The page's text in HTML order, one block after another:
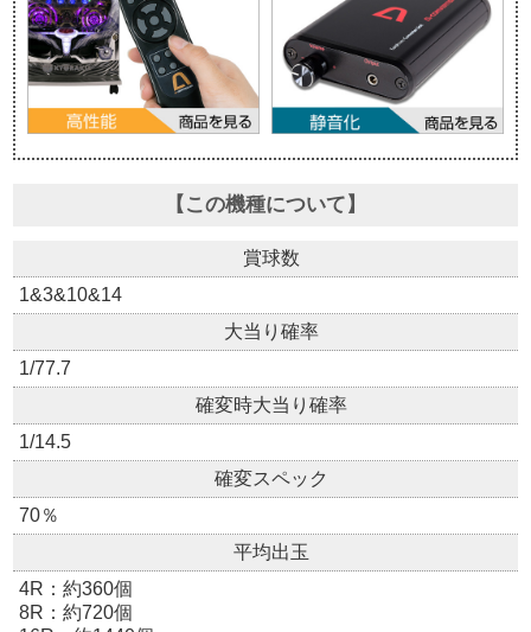
【この機種について】
賞球数
1&3&10&14
大当り確率
1/77.7
確変時大当り確率
1/14.5
確変スペック
70％
平均出玉
4R：約360個
8R：約720個